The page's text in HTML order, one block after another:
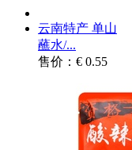
云南特产 单山
蘸水/...
售价：€ 0.55